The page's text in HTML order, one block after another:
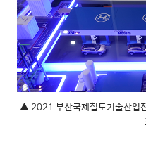
▲ 2021 부산국제철도기술산업